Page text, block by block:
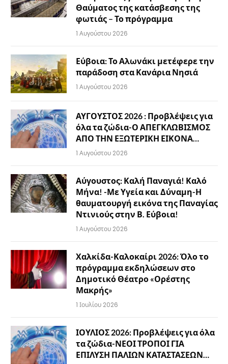
Θαύματος της κατάσβεσης της
φωτιάς – Το πρόγραμμα
1 Αυγούστου 2026
Εύβοια: Το Αλωνάκι μετέφερε την
παράδοση στα Κανάρια Νησιά
1 Αυγούστου 2026
ΑΥΓΟΥΣΤΟΣ 2026 : Προβλέψεις για
όλα τα ζώδια-Ο ΑΠΕΓΚΛΩΒΙΣΜΟΣ
ΑΠΟ ΤΗΝ ΕΞΩΤΕΡΙΚΗ ΕΙΚΟΝΑ…
1 Αυγούστου 2026
Αύγουστος: Καλή Παναγιά! Καλό
Μήνα! -Με Υγεία και Δύναμη-Η
θαυματουργή εικόνα της Παναγίας
Ντινιούς στην Β. Εύβοια!
1 Αυγούστου 2026
Χαλκίδα-Καλοκαίρι 2026: Όλο το
πρόγραμμα εκδηλώσεων στο
Δημοτικό Θέατρο «Ορέστης
Μακρής»
1 Ιουλίου 2026
ΙΟΥΛΙΟΣ 2026: Προβλέψεις για όλα
τα ζώδια-ΝΕΟΙ ΤΡΟΠΟΙ ΓΙΑ
ΕΠΙΛΥΣΗ ΠΑΛΙΩΝ ΚΑΤΑΣΤΑΣΕΩΝ…